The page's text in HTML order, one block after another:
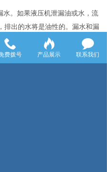
。如果液压机泄漏油或水，流
排出的水将是油性的。漏水和漏
油冷却器的端盖和气缸之间的连
于焊接不良或冷却水管破裂造成
费拨号 产品展示 联系我们